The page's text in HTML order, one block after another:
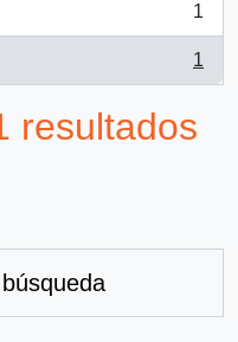
1
1
resultados